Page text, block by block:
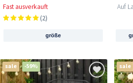
Fast ausverkauft
(2)
größe
Auf
sale -59% sale